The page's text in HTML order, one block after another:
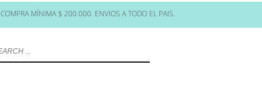
COMPRA MÍNIMA $ 200.000. ENVIOS A TODO EL PAIS.